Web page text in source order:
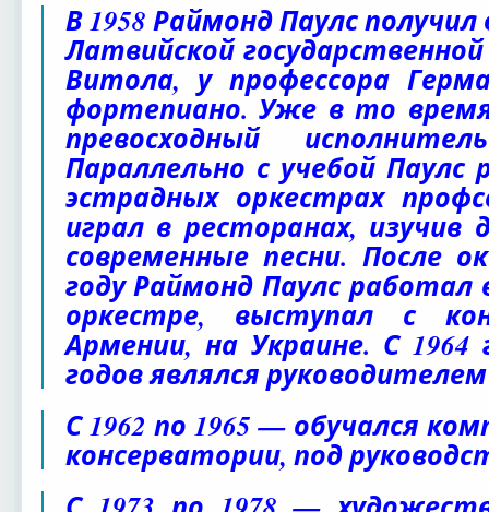
В 1958 Раймонд Паулс
Латвийской
Витола, у профессора
фортепиано. Уже в то
превосходный
Параллельно с учебой
эстрадных оркестрах
играл в ресторанах, изучив
современные песни. После
году Раймонд Паулс
оркестре, выступал с
Армении, на Украине. С 1964
годов являлся
С 1962 по 1965 — обучался
консерватории, под